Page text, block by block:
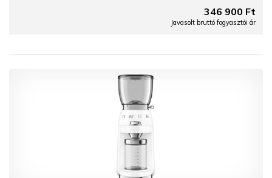
346 900 Ft
Javasolt bruttó fogyasztói ár